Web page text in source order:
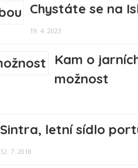
Chystáte se na
19. 4. 2023
Kam o
možnost
Sintra, letní sídlo
12. 7. 2018